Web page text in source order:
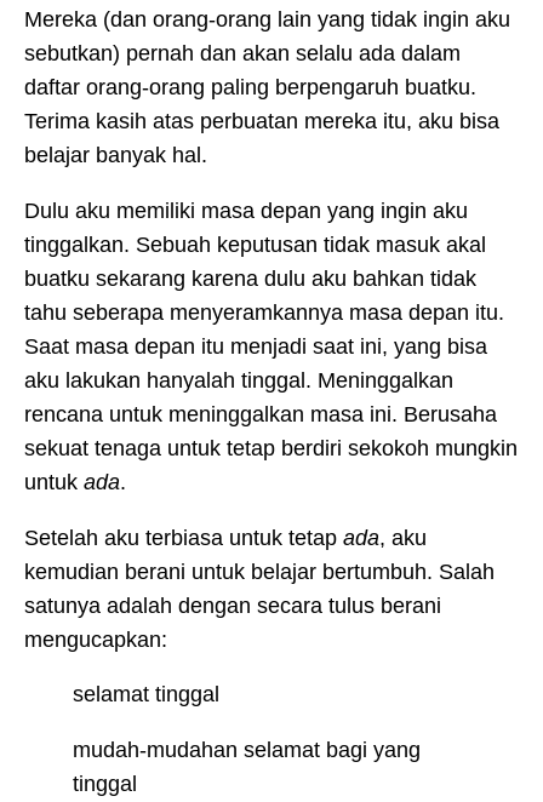
Mereka (dan orang-orang lain yang tidak ingin aku
sebutkan) pernah dan akan selalu ada dalam
daftar orang-orang paling berpengaruh buatku.
Terima kasih atas perbuatan mereka itu, aku bisa
belajar banyak hal.
Dulu aku memiliki masa depan yang ingin aku
tinggalkan. Sebuah keputusan tidak masuk akal
buatku sekarang karena dulu aku bahkan tidak
tahu seberapa menyeramkannya masa depan itu.
Saat masa depan itu menjadi saat ini, yang bisa
aku lakukan hanyalah tinggal. Meninggalkan
rencana untuk meninggalkan masa ini. Berusaha
sekuat tenaga untuk tetap berdiri sekokoh mungkin
untuk ada.
Setelah aku terbiasa untuk tetap ada, aku
kemudian berani untuk belajar bertumbuh. Salah
satunya adalah dengan secara tulus berani
mengucapkan:
selamat tinggal
mudah-mudahan selamat bagi yang
tinggal